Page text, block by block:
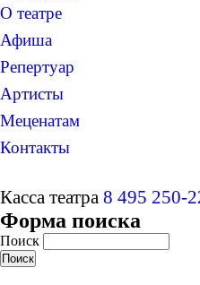
О театре
Афиша
Репертуар
Артисты
Меценатам
Контакты
Касса театра 8 495 250-
Форма поиска
Поиск